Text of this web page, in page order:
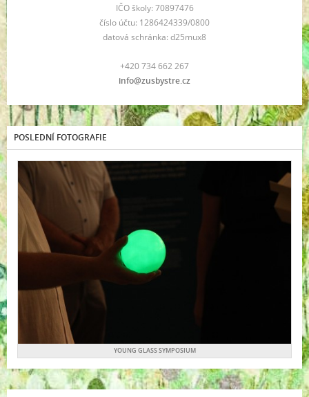
IČO školy: 70897476
číslo účtu: 1286424339/0800
datová schránka: d25mux8
+420 734 662 267
info@zusbystre.cz
POSLEDNÍ FOTOGRAFIE
YOUNG GLASS SYMPOSIUM